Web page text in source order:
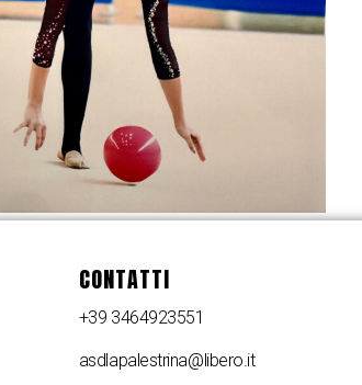
CONTATTI
+39 3464923551
asdlapalestrina@libero.it